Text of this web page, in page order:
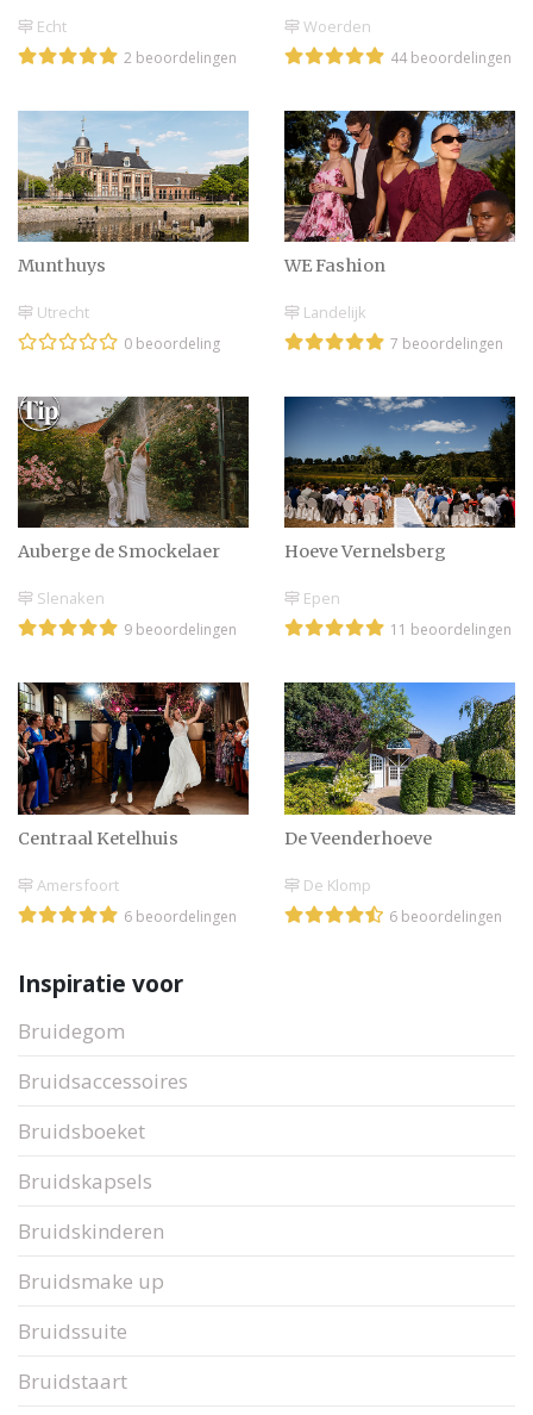
Inspiratie voor
Bruidegom
Bruidsaccessoires
Bruidsboeket
Bruidskapsels
Bruidskinderen
Bruidsmake up
Bruidssuite
Bruidstaart
Echt
2 beoordelingen
Woerden
44 beoordelingen
Munthuys
Utrecht
0 beoordeling
WE Fashion
Landelijk
7 beoordelingen
Auberge de Smockelaer
Slenaken
9 beoordelingen
Hoeve Vernelsberg
Epen
11 beoordelingen
Centraal Ketelhuis
Amersfoort
6 beoordelingen
De Veenderhoeve
De Klomp
6 beoordelingen